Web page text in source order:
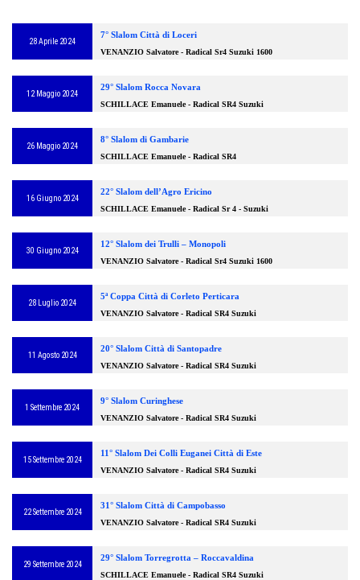
28 Aprile 2024
7° Slalom Città di Loceri
VENANZIO Salvatore - Radical Sr4 Suzuki 1600
12 Maggio 2024
29° Slalom Rocca Novara
SCHILLACE Emanuele - Radical SR4 Suzuki
26 Maggio 2024
8° Slalom di Gambarie
SCHILLACE Emanuele - Radical SR4
16 Giugno 2024
22° Slalom dell’Agro Ericino
SCHILLACE Emanuele - Radical Sr 4 - Suzuki
30 Giugno 2024
12° Slalom dei Trulli – Monopoli
VENANZIO Salvatore - Radical Sr4 Suzuki 1600
28 Luglio 2024
5ª Coppa Città di Corleto Perticara
VENANZIO Salvatore - Radical SR4 Suzuki
11 Agosto 2024
20° Slalom Città di Santopadre
VENANZIO Salvatore - Radical SR4 Suzuki
1 Settembre 2024
9° Slalom Curinghese
VENANZIO Salvatore - Radical SR4 Suzuki
15 Settembre 2024
11° Slalom Dei Colli Euganei Città di Este
VENANZIO Salvatore - Radical SR4 Suzuki
22 Settembre 2024
31° Slalom Città di Campobasso
VENANZIO Salvatore - Radical SR4 Suzuki
29 Settembre 2024
29° Slalom Torregrotta – Roccavaldina
SCHILLACE Emanuele - Radical SR4 Suzuki